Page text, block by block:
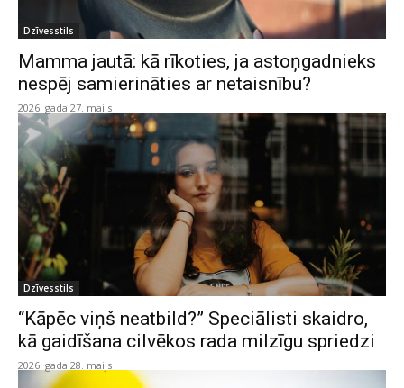
Dzīvesstils
Mamma jautā: kā rīkoties, ja astoņgadnieks
nespēj samierināties ar netaisnību?
2026. gada 27. maijs
Dzīvesstils
“Kāpēc viņš neatbild?” Speciālisti skaidro,
kā gaidīšana cilvēkos rada milzīgu spriedzi
2026. gada 28. maijs